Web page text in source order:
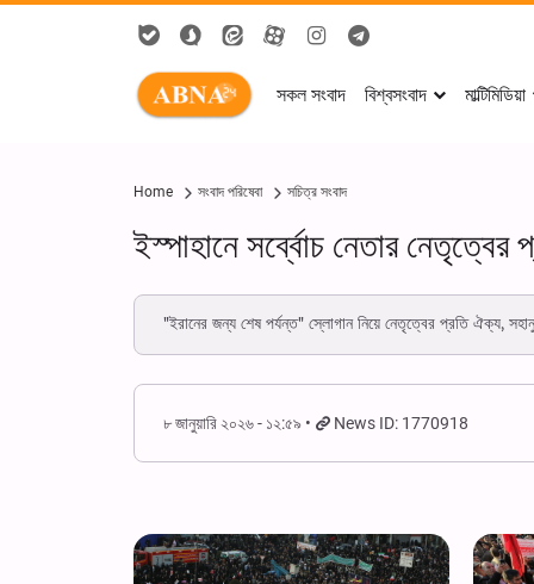
সকল সংবাদ বিশ্বসংবাদ মাল্টিমিডিয়া
Home সংবাদ পরিষেবা সচিত্র সংবাদ
ইস্পাহানে সর্ব্বোচ নেতার
"ইরানের জন্য শেষ পর্যন্ত" স্লোগান নিয়ে নেতৃত্বের প্রতি ঐক্য,
৮ জানুয়ারি ২০২৬ - ১২:৫৯ News ID: 1770918